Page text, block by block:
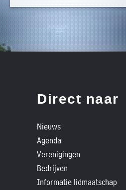
Direct naar
Nieuws
Agenda
Verenigingen
Bedrijven
Informatie lidmaatschap
Informatie
lidmaatschap
»
Foto's
Historische
verhalen
Dossiers
Penningmeester
vacant
Algemeen
lid
Anco
Hoen
Algemeen
Ids
de